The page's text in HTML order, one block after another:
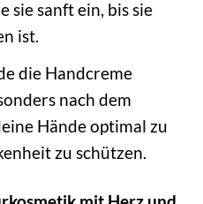
sie sanft ein, bis sie
ist.
die Handcreme
nach dem
Hände optimal zu
zu schützen.